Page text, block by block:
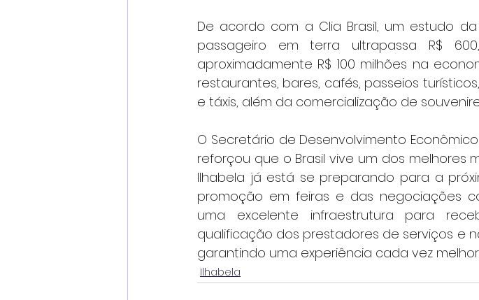
De acordo com a Clia Brasil, um estudo
passageiro em terra ultrapassa R$
aproximadamente R$ 100 milhões na
restaurantes, bares, cafés, passeios
e táxis, além da comercialização de
O Secretário de Desenvolvimento
reforçou que o Brasil vive um dos melhores
Ilhabela já está se preparando para a
promoção em feiras e das negociações
uma excelente infraestrutura para
qualificação dos prestadores de serviços e
garantindo uma experiência cada vez
Ilhabela